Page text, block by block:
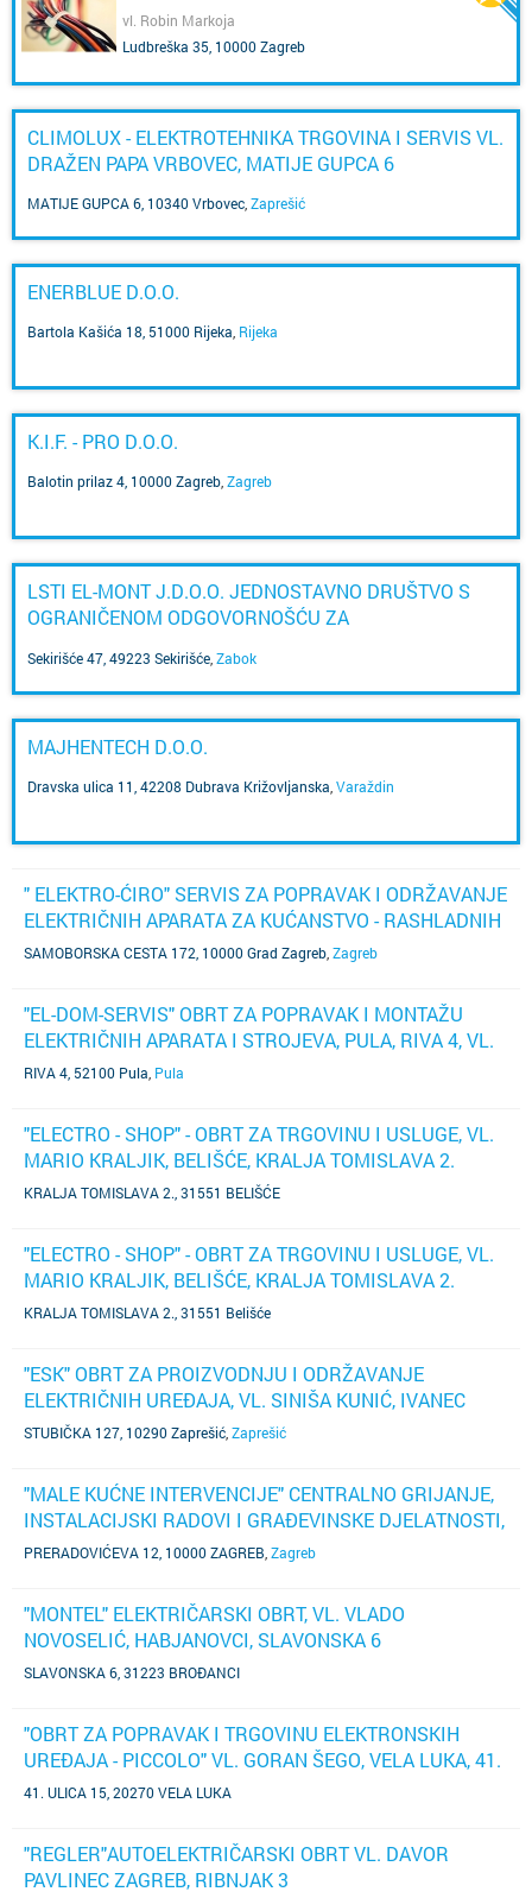
vl. Robin Markoja
Ludbreška 35, 10000 Zagreb
CLIMOLUX - ELEKTROTEHNIKA TRGOVINA I SERVIS VL.
DRAŽEN PAPA VRBOVEC, MATIJE GUPCA 6
MATIJE GUPCA 6, 10340 Vrbovec Zaprešić
ENERBLUE D.O.O.
Bartola Kašića 18, 51000 Rijeka Rijeka
K.I.F. - PRO D.O.O.
Balotin prilaz 4, 10000 Zagreb Zagreb
LSTI EL-MONT J.D.O.O. JEDNOSTAVNO DRUŠTVO S
OGRANIČENOM ODGOVORNOŠĆU ZA
Sekirišće 47, 49223 Sekirišće Zabok
MAJHENTECH D.O.O.
Dravska ulica 11, 42208 Dubrava Križovljanska Varaždin
" ELEKTRO-ĆIRO" SERVIS ZA POPRAVAK I ODRŽAVANJE
ELEKTRIČNIH APARATA ZA KUĆANSTVO - RASHLADNIH
I KLIMA UREĐAJA - VL. ĆIRIL TADIN, ZAGREB,
SAMOBORSKA CESTA 172, 10000 Grad Zagreb,Zagreb
"EL-DOM-SERVIS" OBRT ZA POPRAVAK I MONTAŽU
ELEKTRIČNIH APARATA I STROJEVA, PULA, RIVA 4, VL.
MILAN DEBELJUH
RIVA 4, 52100 Pula, Pula
"ELECTRO - SHOP" - OBRT ZA TRGOVINU I USLUGE, VL.
MARIO KRALJIK, BELIŠĆE, KRALJA TOMISLAVA 2.
KRALJA TOMISLAVA 2., 31551 BELIŠĆE
"ELECTRO - SHOP" - OBRT ZA TRGOVINU I USLUGE, VL.
MARIO KRALJIK, BELIŠĆE, KRALJA TOMISLAVA 2.
KRALJA TOMISLAVA 2., 31551 Belišće
"ESK" OBRT ZA PROIZVODNJU I ODRŽAVANJE
ELEKTRIČNIH UREĐAJA, VL. SINIŠA KUNIĆ, IVANEC
BISTRANSKI, STUBIČKA 127
STUBIČKA 127, 10290 Zaprešić,Zaprešić
"MALE KUĆNE INTERVENCIJE" CENTRALNO GRIJANJE,
INSTALACIJSKI RADOVI I GRAĐEVINSKE DJELATNOSTI,
VL. BRUNO SEDAK,ZAGREB,PRERADOVIĆEVA 12
PRERADOVIĆEVA 12, 10000 ZAGREB,Zagreb
"MONTEL" ELEKTRIČARSKI OBRT, VL. VLADO
NOVOSELIĆ, HABJANOVCI, SLAVONSKA 6
SLAVONSKA 6, 31223 BROĐANCI
"OBRT ZA POPRAVAK I TRGOVINU ELEKTRONSKIH
UREĐAJA - PICCOLO" VL. GORAN ŠEGO, VELA LUKA, 41.
ULICA BR. 15
41. ULICA 15, 20270 VELA LUKA
"REGLER"AUTOELEKTRIČARSKI OBRT VL. DAVOR
PAVLINEC ZAGREB, RIBNJAK 3